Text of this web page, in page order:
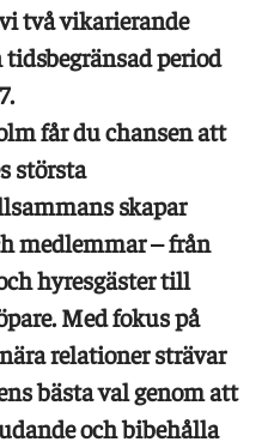
två vikarierande
period
får du chansen att
största
skapar
medlemmar – från
hyresgäster till
Med fokus på
relationer strävar
bästa val genom att
och bibehålla